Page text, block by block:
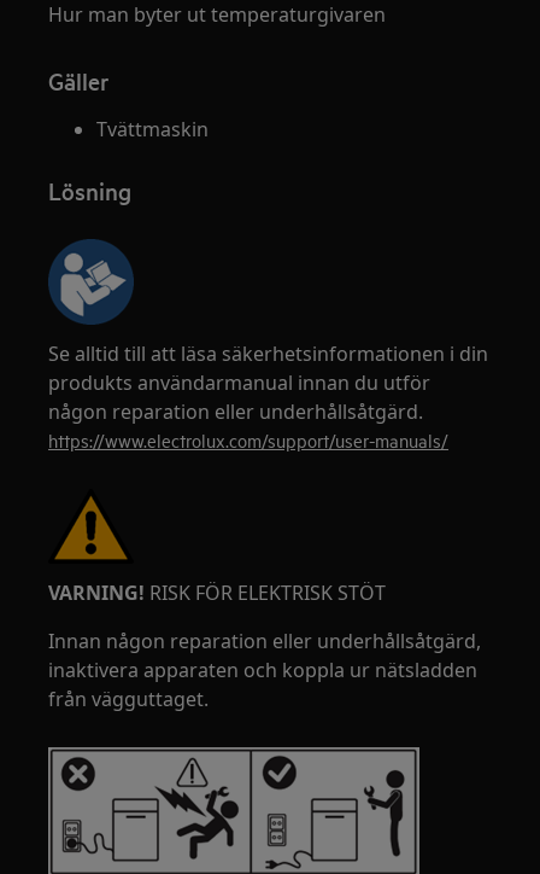
Hur man byter ut temperaturgivaren
Gäller
Tvättmaskin
Lösning
Se alltid till att läsa säkerhetsinformationen i din
produkts användarmanual innan du utför
någon reparation eller underhållsåtgärd.
https://www.electrolux.com/support/user-manuals/
VARNING! RISK FÖR ELEKTRISK STÖT
Innan någon reparation eller underhållsåtgärd,
inaktivera apparaten och koppla ur nätsladden
från vägguttaget.